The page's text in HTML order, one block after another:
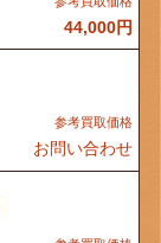
44,000円
お問い合わせ